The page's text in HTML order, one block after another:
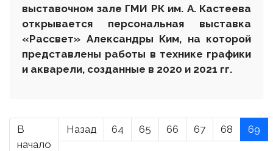
выставочном зале ГМИ РК им. А. Кастеева
открывается персональная выставка
«Рассвет» Александры Ким, на которой
представлены работы в технике графики
и акварели, созданные в 2020 и 2021 гг.
В
начало
Назад 64 65 66 67 68 69